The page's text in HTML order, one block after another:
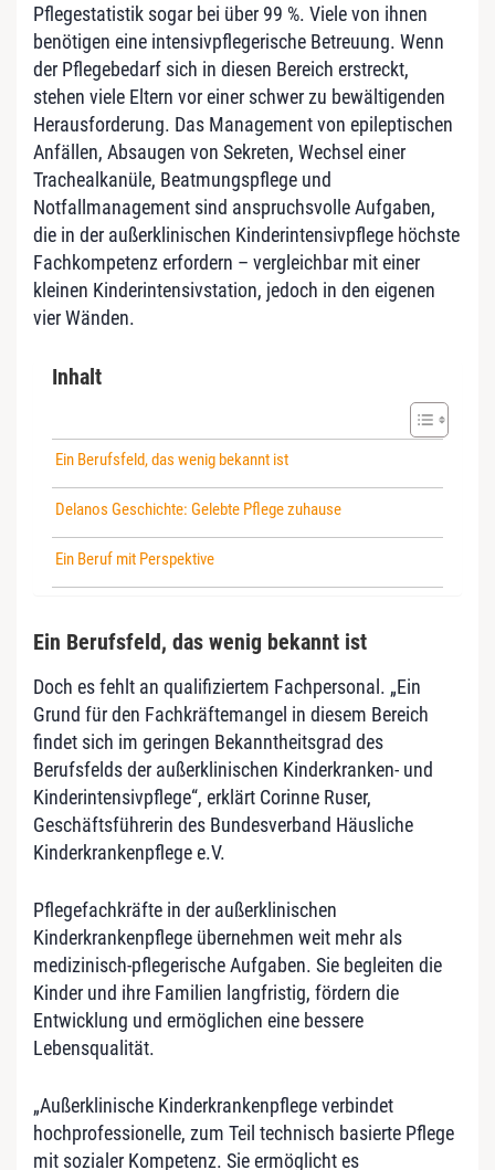
Pflegestatistik sogar bei über 99 %. Viele von ihnen
benötigen eine intensivpflegerische Betreuung. Wenn
der Pflegebedarf sich in diesen Bereich erstreckt,
stehen viele Eltern vor einer schwer zu bewältigenden
Herausforderung. Das Management von epileptischen
Anfällen, Absaugen von Sekreten, Wechsel einer
Trachealkanüle, Beatmungspflege und
Notfallmanagement sind anspruchsvolle Aufgaben,
die in der außerklinischen Kinderintensivpflege höchste
Fachkompetenz erfordern – vergleichbar mit einer
kleinen Kinderintensivstation, jedoch in den eigenen
vier Wänden.
Inhalt
Ein Berufsfeld, das wenig bekannt ist
Delanos Geschichte: Gelebte Pflege zuhause
Ein Beruf mit Perspektive
Ein Berufsfeld, das wenig bekannt ist
Doch es fehlt an qualifiziertem Fachpersonal. „Ein
Grund für den Fachkräftemangel in diesem Bereich
findet sich im geringen Bekanntheitsgrad des
Berufsfelds der außerklinischen Kinderkranken- und
Kinderintensivpflege“, erklärt Corinne Ruser,
Geschäftsführerin des Bundesverband Häusliche
Kinderkrankenpflege e.V.
Pflegefachkräfte in der außerklinischen
Kinderkrankenpflege übernehmen weit mehr als
medizinisch-pflegerische Aufgaben. Sie begleiten die
Kinder und ihre Familien langfristig, fördern die
Entwicklung und ermöglichen eine bessere
Lebensqualität.
„Außerklinische Kinderkrankenpflege verbindet
hochprofessionelle, zum Teil technisch basierte Pflege
mit sozialer Kompetenz. Sie ermöglicht es